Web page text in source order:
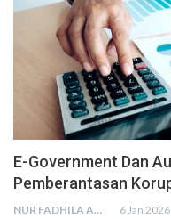
E-Government Dan
Pemberantasan
NUR FADHILA AMRI, SE., AK., M.SI 6 Jan 2026